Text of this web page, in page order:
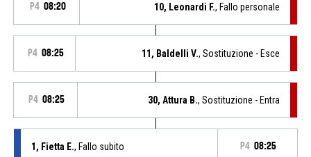
P4 08:20 10, Leonardi F., Fallo personale
P4 08:25 11, Baldelli V., Sostituzione - Esce
P4 08:25 30, Attura B., Sostituzione - Entra
1, Fietta E., Fallo subito P4 08:25